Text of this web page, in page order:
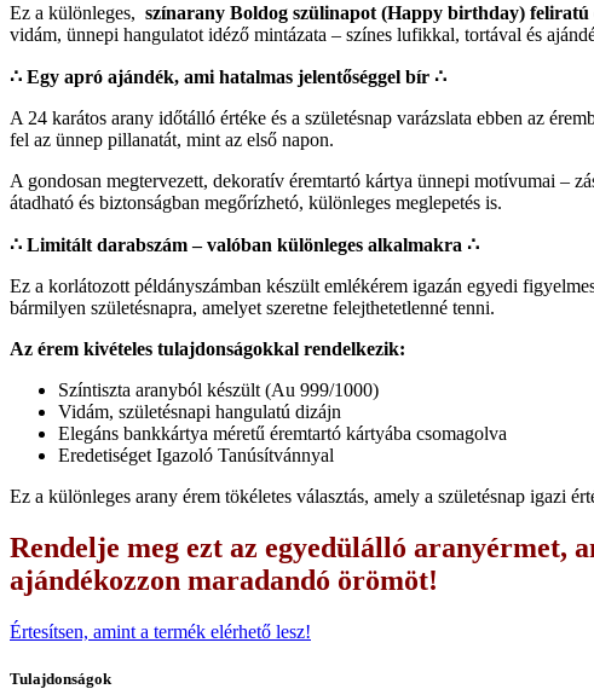
Ez a különleges, színarany Boldog szülinapot (Happy birthday) feliratú
vidám, ünnepi hangulatot idéző mintázata – színes lufikkal, tortával és
∴ Egy apró ajándék, ami hatalmas jelentőséggel bír ∴
A 24 karátos arany időtálló értéke és a születésnap varázslata ebben az
fel az ünnep pillanatát, mint az első napon.
A gondosan megtervezett, dekoratív éremtartó kártya ünnepi motívumai –
átadható és biztonságban megőrízhetó, különleges meglepetés is.
∴ Limitált darabszám – valóban különleges alkalmakra ∴
Ez a korlátozott példányszámban készült emlékérem igazán egyedi
bármilyen születésnapra, amelyet szeretne felejthetetlenné tenni.
Az érem kivételes tulajdonságokkal rendelkezik:
Színtiszta aranyból készült (Au 999/1000)
Vidám, születésnapi hangulatú dizájn
Elegáns bankkártya méretű éremtartó kártyába csomagolva
Eredetiséget Igazoló Tanúsítvánnyal
Ez a különleges arany érem tökéletes választás, amely a születésnap igazi
Rendelje meg ezt az egyedülálló aranyérmet,
ajándékozzon maradandó örömöt!
Értesítsen, amint a termék elérhető lesz!
Tulajdonságok